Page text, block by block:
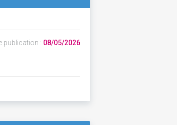
publication : 08/05/2026